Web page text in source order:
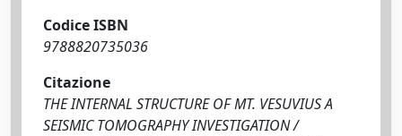
Codice ISBN
9788820735036
Citazione
THE INTERNAL STRUCTURE OF MT. VESUVIUS A
SEISMIC TOMOGRAPHY INVESTIGATION /